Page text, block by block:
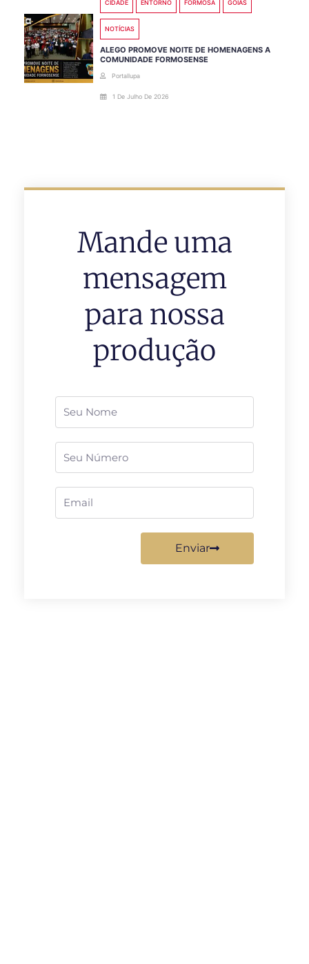
CIDADE ENTORNO FORMOSA GOIÁS
NOTÍCIAS
ALEGO PROMOVE NOITE DE HOMENAGENS A
COMUNIDADE FORMOSENSE
Portallupa
1 De Julho De 2026
Mande uma
mensagem
para nossa
produção
Enviar